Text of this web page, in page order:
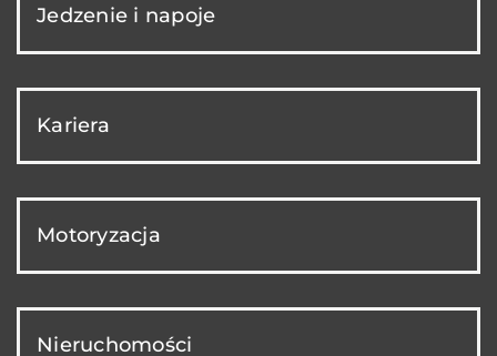
Jedzenie i napoje
Kariera
Motoryzacja
Nieruchomości